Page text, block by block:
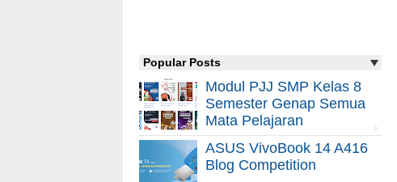
Popular Posts
Modul PJJ SMP Kelas 8
Semester Genap Semua
Mata Pelajaran
ASUS VivoBook 14 A416
Blog Competition